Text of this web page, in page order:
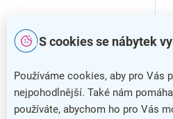
S cookies se nábytek
Používáme cookies, aby pro Vás
nejpohodlnější. Také nám
používáte, abychom ho pro Vás